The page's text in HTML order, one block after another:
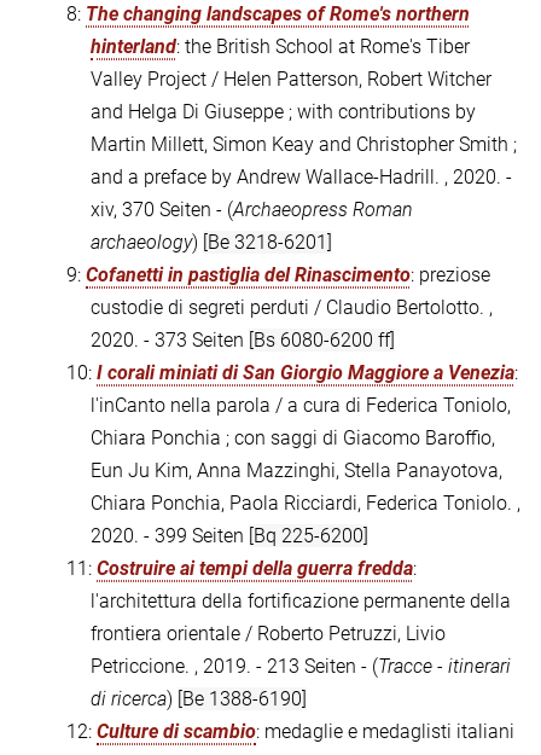
8: The changing landscapes of Rome's northern
hinterland: the British School at Rome's Tiber
Valley Project / Helen Patterson, Robert Witcher
and Helga Di Giuseppe ; with contributions by
Martin Millett, Simon Keay and Christopher Smith ;
and a preface by Andrew Wallace-Hadrill. , 2020. -
xiv, 370 Seiten - (Archaeopress Roman
archaeology) [Be 3218-6201]
9: Cofanetti in pastiglia del Rinascimento: preziose
custodie di segreti perduti / Claudio Bertolotto. ,
2020. - 373 Seiten [Bs 6080-6200 ff]
10: I corali miniati di San Giorgio Maggiore a Venezia:
l'inCanto nella parola / a cura di Federica Toniolo,
Chiara Ponchia ; con saggi di Giacomo Baroffio,
Eun Ju Kim, Anna Mazzinghi, Stella Panayotova,
Chiara Ponchia, Paola Ricciardi, Federica Toniolo. ,
2020. - 399 Seiten [Bq 225-6200]
11: Costruire ai tempi della guerra fredda:
l'architettura della fortificazione permanente della
frontiera orientale / Roberto Petruzzi, Livio
Petriccione. , 2019. - 213 Seiten - (Tracce - itinerari
di ricerca) [Be 1388-6190]
12: Culture di scambio: medaglie e medaglisti italiani